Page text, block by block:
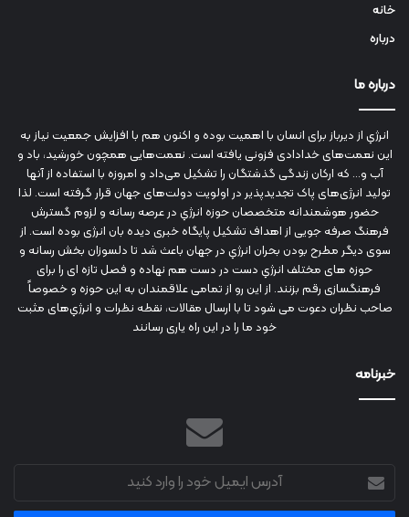
خانه
درباره
درباره ما
انرژي‌ از دیرباز برای انسان با اهمیت بوده و اکنون هم با افزایش جمعیت نیاز به
این نعمت‌های خدادادی فزونی یافته است. نعمت‌هایی همچون خورشید، باد و
آب و... که ارکان زندگی گذشتگان را تشکیل می‌داد و امروزه با استفاده از آنها
تولید انرژی‌های پاک تجدیدپذیر در اولویت دولت‌های جهان قرار گرفته است. لذا
حضور هوشمندانه متخصصان حوزه انرژي در عرصه رسانه و لزوم گسترش
فرهنگ صرفه جویی از اهداف تشکیل پایگاه خبری دیده بان انرژی بوده است. از
سوی دیگر مطرح بودن بحران انرژي در جهان باعث شد تا دلسوزان بخش رسانه و
حوزه های مختلف انرژي دست در دست هم نهاده و فصل تازه ای را برای
فرهنگسازی رقم بزنند. از این رو از تمامی علاقمندان به این حوزه و خصوصاً
صاحب نظران دعوت می شود تا با ارسال مقالات، نقطه نظرات و انرژي‌های مثبت
خود ما را در این راه یاری رسانند
خبرنامه
آدرس
ایمیل
خود